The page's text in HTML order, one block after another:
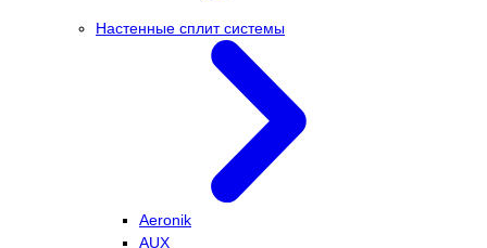
Настенные сплит системы
Aeronik
AUX